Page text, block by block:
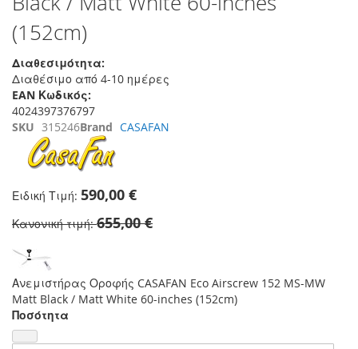
εικόνων
(152cm)
Διαθεσιμότητα:
Διαθέσιμο από 4-10 ημέρες
EAN Κωδικός:
4024397376797
SKU 315246Brand CASAFAN
Ειδική Τιμή 590,00 €
Κανονική τιμή 655,00 €
Ανεμιστήρας Οροφής CASAFAN Eco Airscrew 152 MS-MW
Matt Black / Matt White 60-inches (152cm)
Ποσότητα